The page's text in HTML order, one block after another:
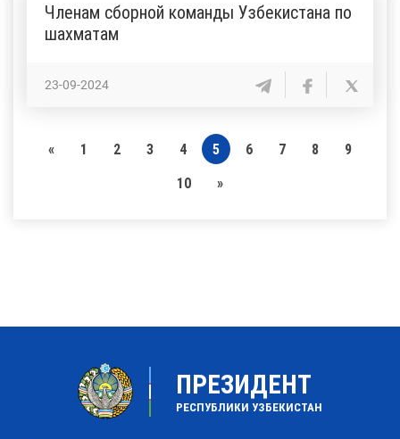
Членам сборной команды Узбекистана по
шахматам
23-09-2024
« 1 2 3 4 5 6 7 8
9
10
»
ПРЕЗИДЕНТ
РЕСПУБЛИКИ УЗБЕКИСТАН